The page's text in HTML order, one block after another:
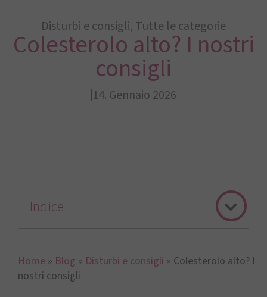
Disturbi e consigli, Tutte le categorie
Colesterolo alto? I nostri
consigli
14. Gennaio 2026
Home » Blog » Disturbi e consigli » Colesterolo alto? I
nostri consigli
Indice